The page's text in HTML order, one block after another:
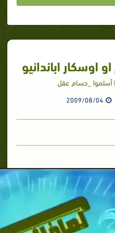
اوسكار اباندانيو
أسلموا _حسام عقل
2009/08/04